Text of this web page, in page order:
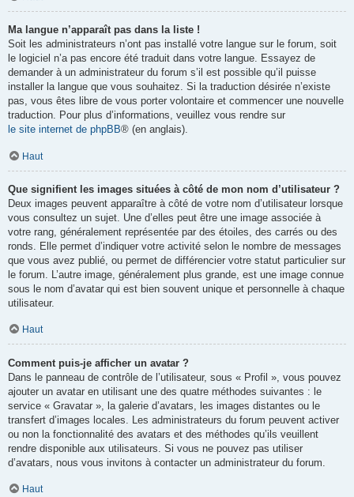
Ma langue n’apparaît pas dans la liste !
Soit les administrateurs n’ont pas installé votre langue sur le forum, soit
le logiciel n’a pas encore été traduit dans votre langue. Essayez de
demander à un administrateur du forum s’il est possible qu’il puisse
installer la langue que vous souhaitez. Si la traduction désirée n’existe
pas, vous êtes libre de vous porter volontaire et commencer une nouvelle
traduction. Pour plus d’informations, veuillez vous rendre sur
le site internet de phpBB® (en anglais).
Haut
Que signifient les images situées à côté de mon nom d’utilisateur ?
Deux images peuvent apparaître à côté de votre nom d’utilisateur lorsque
vous consultez un sujet. Une d’elles peut être une image associée à
votre rang, généralement représentée par des étoiles, des carrés ou des
ronds. Elle permet d’indiquer votre activité selon le nombre de messages
que vous avez publié, ou permet de différencier votre statut particulier sur
le forum. L’autre image, généralement plus grande, est une image connue
sous le nom d’avatar qui est bien souvent unique et personnelle à chaque
utilisateur.
Haut
Comment puis-je afficher un avatar ?
Dans le panneau de contrôle de l’utilisateur, sous « Profil », vous pouvez
ajouter un avatar en utilisant une des quatre méthodes suivantes : le
service « Gravatar », la galerie d’avatars, les images distantes ou le
transfert d’images locales. Les administrateurs du forum peuvent activer
ou non la fonctionnalité des avatars et des méthodes qu’ils veuillent
rendre disponible aux utilisateurs. Si vous ne pouvez pas utiliser
d’avatars, nous vous invitons à contacter un administrateur du forum.
Haut